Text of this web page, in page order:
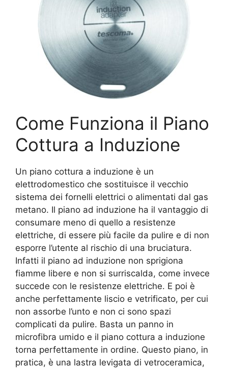
Come Funziona il Piano
Cottura a Induzione
Un piano cottura a induzione è un
elettrodomestico che sostituisce il vecchio
sistema dei fornelli elettrici o alimentati dal gas
metano. Il piano ad induzione ha il vantaggio di
consumare meno di quello a resistenze
elettriche, di essere più facile da pulire e di non
esporre l’utente al rischio di una bruciatura.
Infatti il piano ad induzione non sprigiona
fiamme libere e non si surriscalda, come invece
succede con le resistenze elettriche. E poi è
anche perfettamente liscio e vetrificato, per cui
non assorbe l’unto e non ci sono spazi
complicati da pulire. Basta un panno in
microfibra umido e il piano cottura a induzione
torna perfettamente in ordine. Questo piano, in
pratica, è una lastra levigata di vetroceramica,